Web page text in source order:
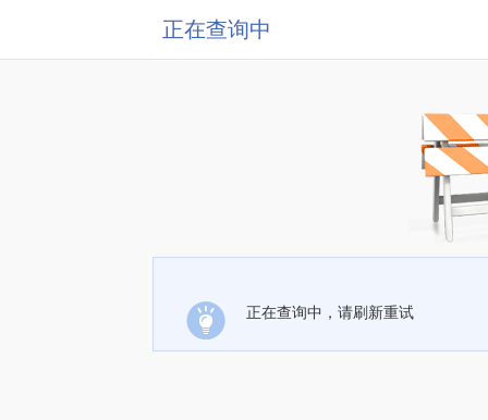
正在查询中
正在查询中，请刷新重试